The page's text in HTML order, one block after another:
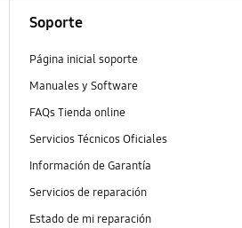
Soporte
Página inicial soporte
Manuales y Software
FAQs Tienda online
Servicios Técnicos Oficiales
Información de Garantía
Servicios de reparación
Estado de mi reparación